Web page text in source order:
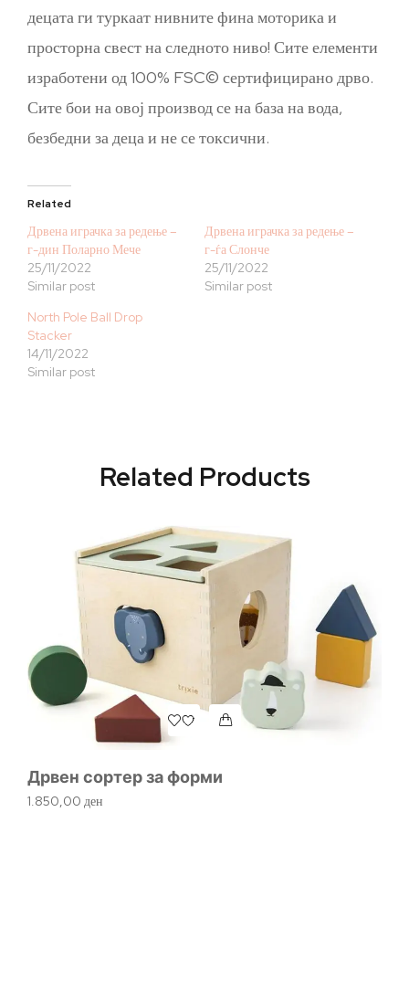
децата ги туркаат нивните фина моторика и
просторна свест на следното ниво! Сите елементи
изработени од 100% FSC© сертифицирано дрво.
Сите бои на овој производ се на база на вода,
безбедни за деца и не се токсични.
Related
Дрвена играчка за редење –
г-дин Поларно Мече
25/11/2022
Similar post
Дрвена играчка за редење –
г-ѓа Слонче
25/11/2022
Similar post
North Pole Ball Drop
Stacker
14/11/2022
Similar post
Related Products
Дрвен сортер за форми
1.850,00 ден